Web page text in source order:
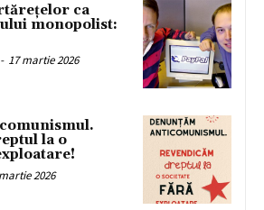
ca
monopolist:
- 17 martie 2026
la o
2026